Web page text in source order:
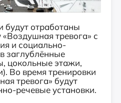
будут отработаны
«Воздушная тревога» с
и социально-
заглублённые
цокольные этажи,
Во время тренировки
тревога» будут
речевые установки.